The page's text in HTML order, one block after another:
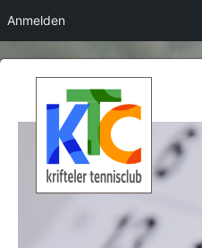
Anmelden